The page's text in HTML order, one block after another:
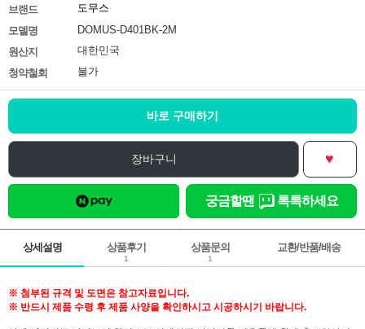
브랜드
도무스
모델명
DOMUS-D401BK-2M
원산지
대한민국
청약철회
불가
바로 구매하기
장바구니 ♥
궁금할땐 톡톡하세요
상세설명 상품후기
1
상품문의
1
교환/반품/배송
※ 첨부된 규격 및 도면은 참고자료입니다.
※ 반드시 제품 수령 후 제품 사양을 확인하시고 시공하시기 바랍니다.